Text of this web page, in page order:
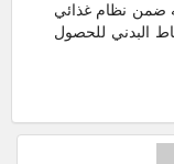
ضمن نظام غذائي
البدني للحصول